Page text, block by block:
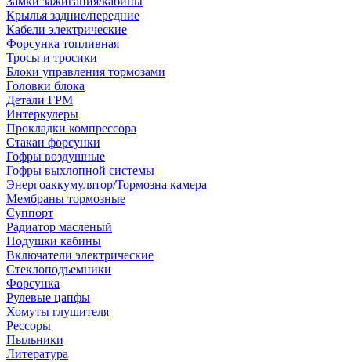
Крылья задние/передние
Кабели электрические
Форсунка топливная
Тросы и тросики
Блоки управления тормозами
Головки блока
Детали ГРМ
Интеркулеры
Прокладки компрессора
Стакан форсунки
Гофры воздушные
Гофры выхлопной системы
Энергоаккумулятор/Тормозна камера
Мембраны тормозные
Суппорт
Радиатор масленый
Подушки кабины
Включатели электрические
Стеклоподъемники
Форсунка
Рулевые цапфы
Хомуты глушителя
Рессоры
Пыльники
Литература